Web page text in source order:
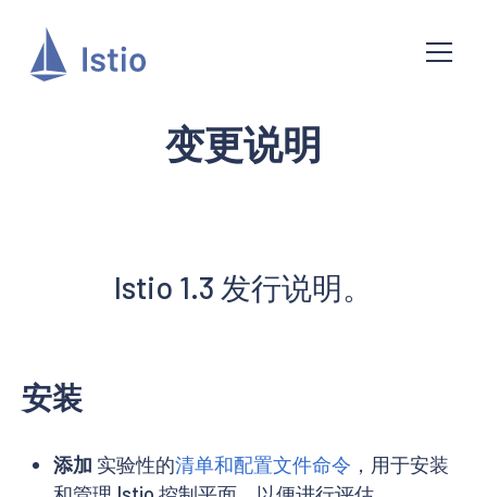
变更说明
Istio 1.3 发行说明。
安装
添加 实验性的清单和配置文件命令 ，用于安装